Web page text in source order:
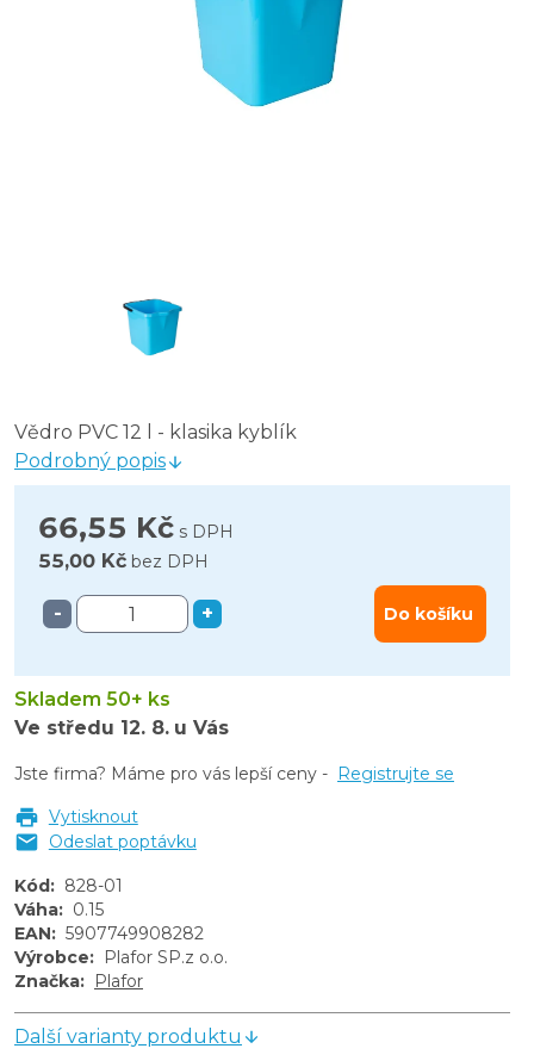
Vědro PVC 12 l - klasika kyblík
Podrobný popis
66,55 Kč s DPH
55,00 Kč bez DPH
- + Do košíku
Skladem 50+ ks
Ve středu 12. 8. u Vás
Jste firma? Máme pro vás lepší ceny - Registrujte se
Vytisknout
Odeslat poptávku
Kód: 828-01
Váha: 0.15
EAN: 5907749908282
Výrobce: Plafor SP.z o.o.
Značka: Plafor
Další varianty produktu